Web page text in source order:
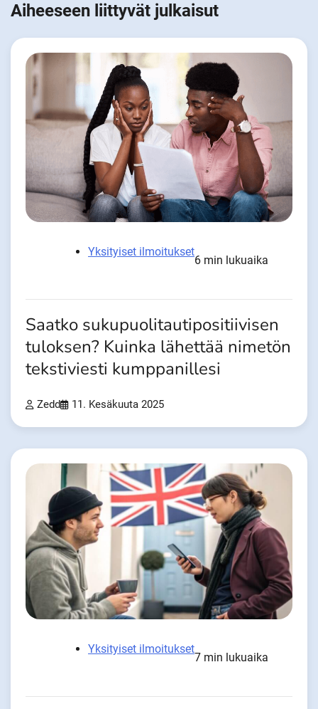
Aiheeseen liittyvät julkaisut
Yksityiset ilmoitukset
6 min lukuaika
Saatko sukupuolitautipositiivisen
tuloksen? Kuinka lähettää nimetön
tekstiviesti kumppanillesi
Zedd 11. Kesäkuuta 2025
Yksityiset ilmoitukset
7 min lukuaika